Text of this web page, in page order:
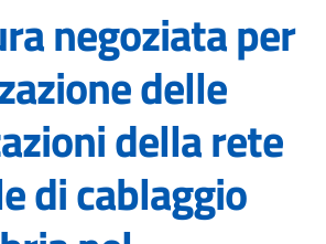
negoziata per
delle
della rete
di cablaggio